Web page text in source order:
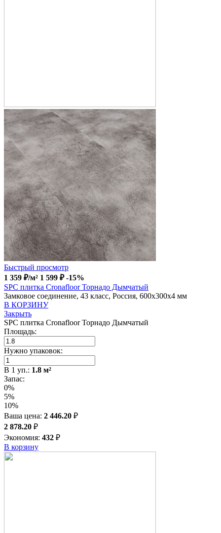
Быстрый просмотр
1 359 ₽/м² 1 599 ₽ -15%
SPC плитка Cronafloor Торнадо Дымчатый
Замковое соединение, 43 класс, Россия, 600x300x4 мм
В КОРЗИНУ
Закрыть
SPC плитка Cronafloor Торнадо Дымчатый
Площадь:
Нужно упаковок:
В 1 уп.: 1.8 м²
Запас:
0%
5%
10%
Ваша цена: 2 446.20 ₽
2 878.20 ₽
Экономия: 432 ₽
В корзину